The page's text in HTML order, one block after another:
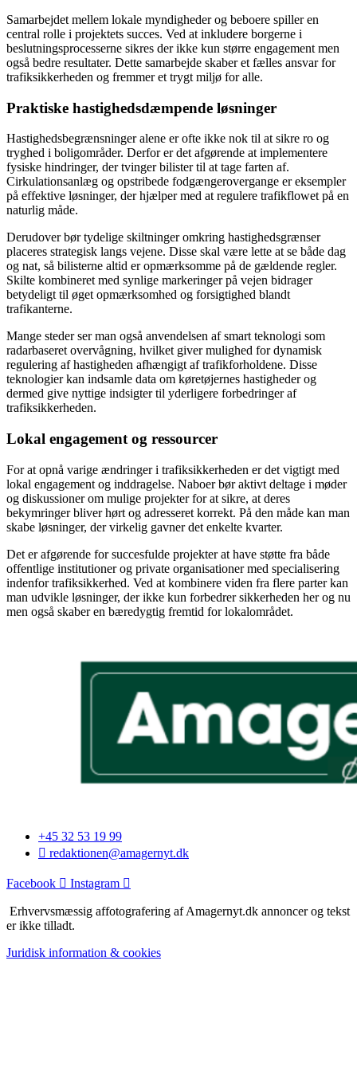
Samarbejdet mellem lokale myndigheder og beboere spiller en
central rolle i projektets succes. Ved at inkludere borgerne i
beslutningsprocesserne sikres der ikke kun større engagement men
også bedre resultater. Dette samarbejde skaber et fælles ansvar for
trafiksikkerheden og fremmer et trygt miljø for alle.
Praktiske hastighedsdæmpende løsninger
Hastighedsbegrænsninger alene er ofte ikke nok til at sikre ro og
tryghed i boligområder. Derfor er det afgørende at implementere
fysiske hindringer, der tvinger bilister til at tage farten af.
Cirkulationsanlæg og opstribede fodgængerovergange er eksempler
på effektive løsninger, der hjælper med at regulere trafikflowet på en
naturlig måde.
Derudover bør tydelige skiltninger omkring hastighedsgrænser
placeres strategisk langs vejene. Disse skal være lette at se både dag
og nat, så bilisterne altid er opmærksomme på de gældende regler.
Skilte kombineret med synlige markeringer på vejen bidrager
betydeligt til øget opmærksomhed og forsigtighed blandt
trafikanterne.
Mange steder ser man også anvendelsen af smart teknologi som
radarbaseret overvågning, hvilket giver mulighed for dynamisk
regulering af hastigheden afhængigt af trafikforholdene. Disse
teknologier kan indsamle data om køretøjernes hastigheder og
dermed give nyttige indsigter til yderligere forbedringer af
trafiksikkerheden.
Lokal engagement og ressourcer
For at opnå varige ændringer i trafiksikkerheden er det vigtigt med
lokal engagement og inddragelse. Naboer bør aktivt deltage i møder
og diskussioner om mulige projekter for at sikre, at deres
bekymringer bliver hørt og adresseret korrekt. På den måde kan man
skabe løsninger, der virkelig gavner det enkelte kvarter.
Det er afgørende for succesfulde projekter at have støtte fra både
offentlige institutioner og private organisationer med specialisering
indenfor trafiksikkerhed. Ved at kombinere viden fra flere parter kan
man udvikle løsninger, der ikke kun forbedrer sikkerheden her og nu
men også skaber en bæredygtig fremtid for lokalområdet.
+45 32 53 19 99
redaktionen@amagernyt.dk
Facebook Instagram
Erhvervsmæssig affotografering af Amagernyt.dk annoncer og tekst
er ikke tilladt.
Juridisk information & cookies